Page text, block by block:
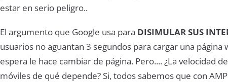
estar en serio peligro..
El argumento que Google usa para DISIMULAR SUS
usuarios no aguantan 3 segundos para cargar una
espera le hace cambiar de página. Pero.... ¿La velocidad
móviles de qué depende? Si, todos sabemos que con